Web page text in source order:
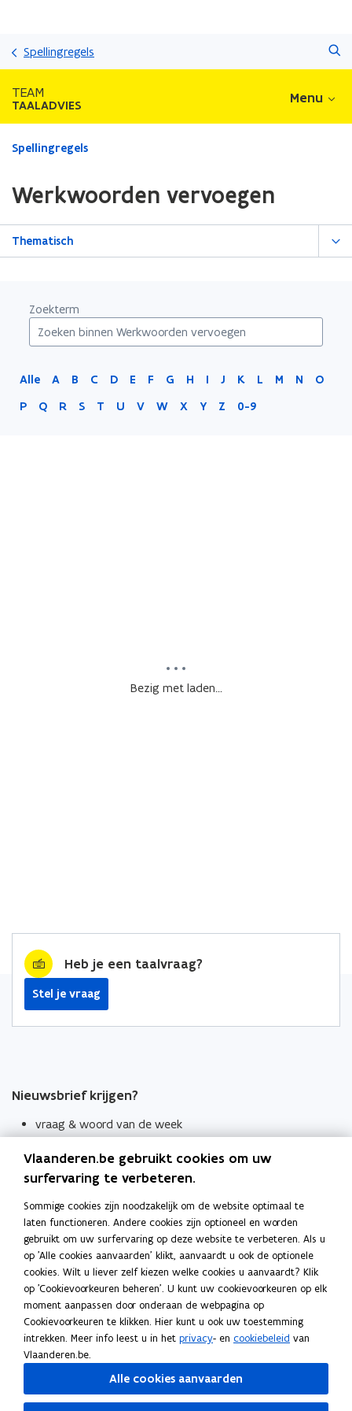
Spellingregels
TEAM
TAALADVIES Menu
Gedaan
zich
op:
Werkwoorden
Spellingregels
Werkwoorden vervoegen
Thematisch
Zoekterm
Alle A B C D E F G H I J K L M N
O
P
Q R S T U V W X Y Z 0-9
Bezig met laden...
Heb je een taalvraag?
Stel je vraag
Nieuwsbrief krijgen?
vraag & woord van de week
Schrijf je in
Thema's
Taaladviezen
Spellingregels
Tips voor duidelijke taal
Bekijk ook
Spellingtests
Boek- en webwijzer
Vlaanderen.be gebruikt cookies om uw
surfervaring te verbeteren.
Sommige cookies zijn noodzakelijk om de website optimaal te
laten functioneren. Andere cookies zijn optioneel en worden
gebruikt om uw surfervaring op deze website te verbeteren. Als u
op 'Alle cookies aanvaarden' klikt, aanvaardt u ook de optionele
cookies. Wilt u liever zelf kiezen welke cookies u aanvaardt? Klik
op 'Cookievoorkeuren beheren'. U kunt uw cookievoorkeuren op elk
moment aanpassen door onderaan de webpagina op
Cookievoorkeuren te klikken. Hier kunt u ook uw toestemming
intrekken. Meer info leest u in het privacy- en cookiebeleid van
Vlaanderen.be.
Alle cookies aanvaarden